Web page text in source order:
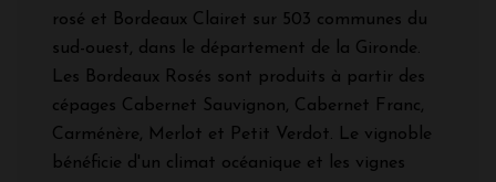
rosé et Bordeaux Clairet sur 503 communes du
sud-ouest, dans le département de la Gironde.
Les Bordeaux Rosés sont produits à partir des
cépages Cabernet Sauvignon, Cabernet Franc,
Carménère, Merlot et Petit Verdot. Le vignoble
bénéficie d'un climat océanique et les vignes